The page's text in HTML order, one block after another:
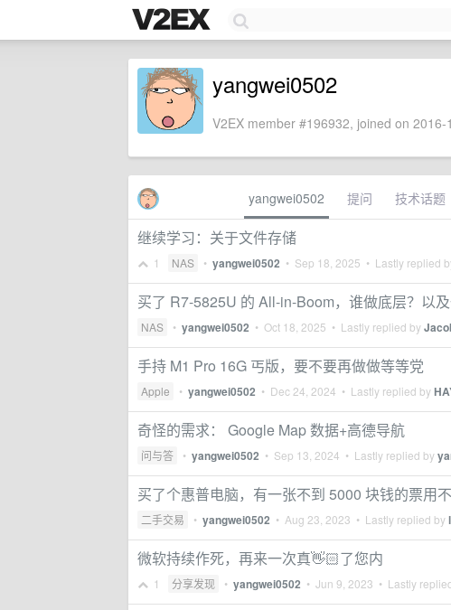
yangwei0502
V2EX member #196932, joined on
yangwei0502 提问 技术话题
继续学习：关于文件存储
1 NAS • yangwei0502 • Sep 18, 2025 • Lastly replied
买了 R7-5825U 的 All-in-Boom，谁做底层？以
NAS • yangwei0502 • Oct 18, 2025 • Lastly replied by
手持 M1 Pro 16G 丐版，要不要再做做等等党
Apple • yangwei0502 • Dec 24, 2024 • Lastly replied by
奇怪的需求： Google Map 数据+高德导航
问与答 • yangwei0502 • Sep 13, 2024 • Lastly replied by
买了个惠普电脑，有一张不到 5000 块钱的票用
二手交易 • yangwei0502 • Aug 23, 2023 • Lastly replied by
微软持续作死，再来一次真👋🏻了您内
1 分享发现 • yangwei0502 • Jun 9, 2023 • Lastly